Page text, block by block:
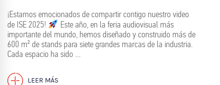
¡Estamos emocionados de compartir contigo nuestro video
de ISE 2025!
Este año, en la feria audiovisual más
importante del mundo, hemos diseñado y construido más de
600 m² de stands para siete grandes marcas de la industria.
Cada espacio ha sido …
LEER MÁS